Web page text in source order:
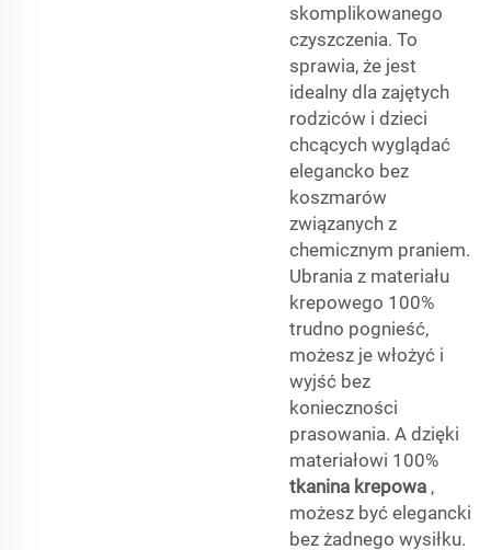
skomplikowanego
czyszczenia. To
sprawia, że jest
idealny dla zajętych
rodziców i dzieci
chcących wyglądać
elegancko bez
koszmarów
związanych z
chemicznym praniem.
Ubrania z materiału
krepowego 100%
trudno pognieść,
możesz je włożyć i
wyjść bez
konieczności
prasowania. A dzięki
materiałowi 100%
tkanina krepowa ,
możesz być elegancki
bez żadnego wysiłku.